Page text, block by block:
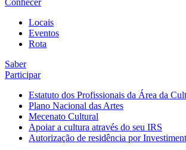
Locais
Eventos
Rota
Saber
Participar
Estatuto dos Profissionais da Área da
Plano Nacional das Artes
Mecenato Cultural
Apoiar a cultura através do seu IRS
Autorização de residência por